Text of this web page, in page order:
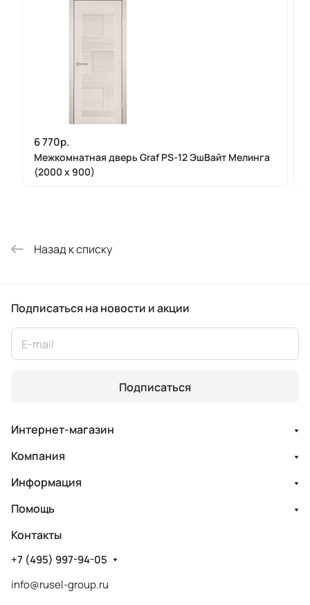
6 770р.
Межкомнатная дверь Graf PS-12 ЭшВайт Мелинга
(2000 х 900)
Назад к списку
Подписаться на новости и акции
Подписаться
Интернет-магазин
Компания
Информация
Помощь
Контакты
+7 (495) 997-94-05
info@rusel-group.ru